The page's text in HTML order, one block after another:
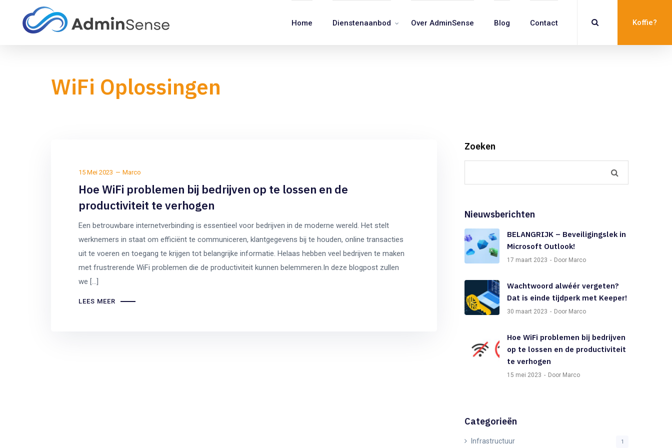
Koffie?
Home Dienstenaanbod Over AdminSense Blog Contact
WiFi Oplossingen
15 Mei 2023 Marco
Hoe WiFi problemen bij bedrijven op te lossen en de
productiviteit te verhogen
Een betrouwbare internetverbinding is essentieel voor bedrijven in de moderne wereld. Het stelt
werknemers in staat om efficiënt te communiceren, klantgegevens bij te houden, online transacties
uit te voeren en toegang te krijgen tot belangrijke informatie. Helaas hebben veel bedrijven te maken
met frustrerende WiFi problemen die de productiviteit kunnen belemmeren.In deze blogpost zullen
we […]
LEES MEER
Zoeken
Nieuwsberichten
BELANGRIJK – Beveiligingslek in
Microsoft Outlook!
17 maart 2023 Door Marco
Wachtwoord alwéér vergeten?
Dat is einde tijdperk met Keeper!
30 maart 2023 Door Marco
Hoe WiFi problemen bij bedrijven
op te lossen en de productiviteit
te verhogen
15 mei 2023 Door Marco
Categorieën
Infrastructuur 1